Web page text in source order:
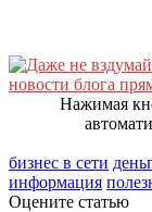
Нажимая
бизнес в сети
информация
Оцените статью